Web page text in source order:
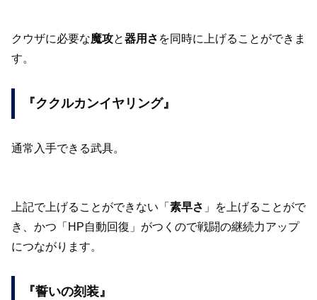
クウザに必要な魔攻と器用さ を同時に上げることができま
す。
『ククルカンイヤリング』
通常入手できる武具。
上記で上げることができない「 素早さ 」を上げることがで
き、かつ「HP自動回復」がつくので戦闘の継続力アップ
につながります。
『誓いの刻装』